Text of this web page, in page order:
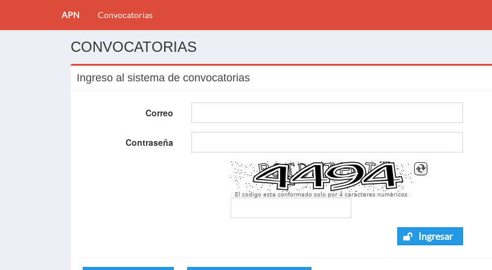
APN Convocatorias
CONVOCATORIAS
Ingreso al sistema de convocatorias
Correo
Contraseña
El codigo esta conformado solo por 4 caracteres numèricos
Ingresar